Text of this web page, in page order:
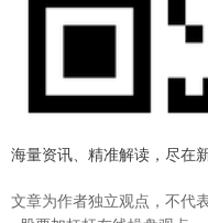
海量资讯、精准解读，尽在
文章为作者独立观点，不代